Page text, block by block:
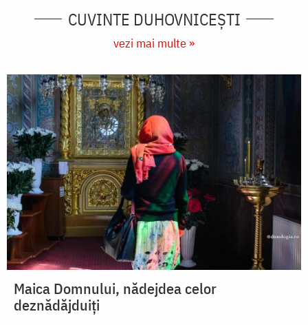
CUVINTE DUHOVNICEȘTI
vezi mai multe »
Maica Domnului, nădejdea celor
deznădăjduiți